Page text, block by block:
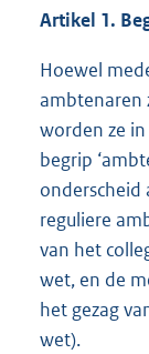
Artikel 1.
Hoewel
ambtenaren
worden ze
begrip
onderscheid
reguliere
van het
wet, en de
het gezag
wet).